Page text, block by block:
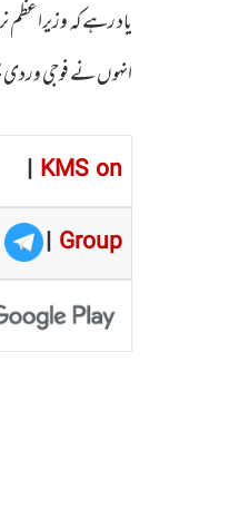
یاد رہے کہ
انہوں نے فوجی وردی
| KMS on
| Group